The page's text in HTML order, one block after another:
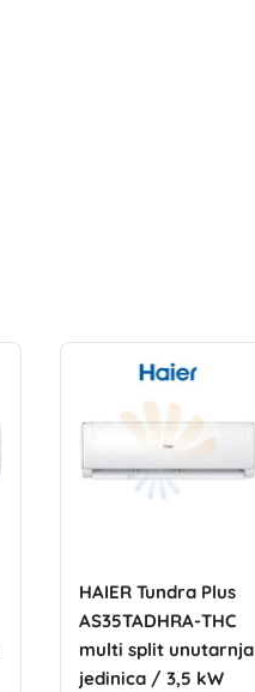
HAIER Tundra Plus
AS35TADHRA-THC
multi split unutarnja
jedinica / 3,5 kW